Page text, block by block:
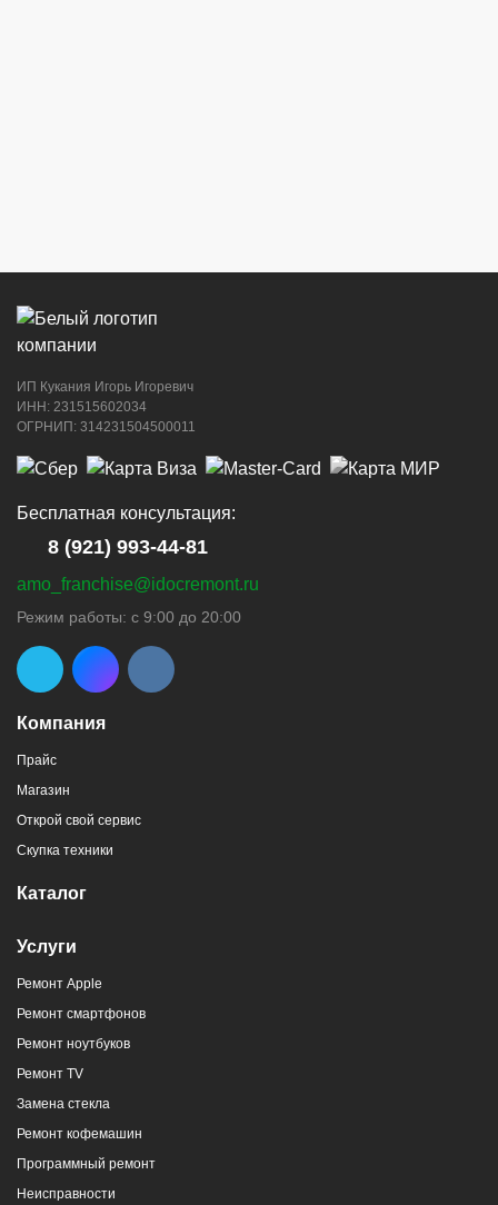
ИП Кукания Игорь Игоревич
ИНН: 231515602034
ОГРНИП: 314231504500011
Компания
Прайс
Магазин
Открой свой сервис
Скупка техники
Каталог
Услуги
Ремонт Apple
Ремонт смартфонов
Ремонт ноутбуков
Ремонт TV
Замена стекла
Ремонт кофемашин
Программный ремонт
Неисправности
Бесплатная консультация:
8 (921) 993-44-81
amo_franchise@idocremont.ru
Режим работы: с 9:00 до 20:00